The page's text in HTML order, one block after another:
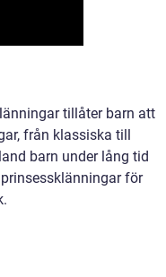
tillåter barn att
från klassiska till
barn under lång tid
för